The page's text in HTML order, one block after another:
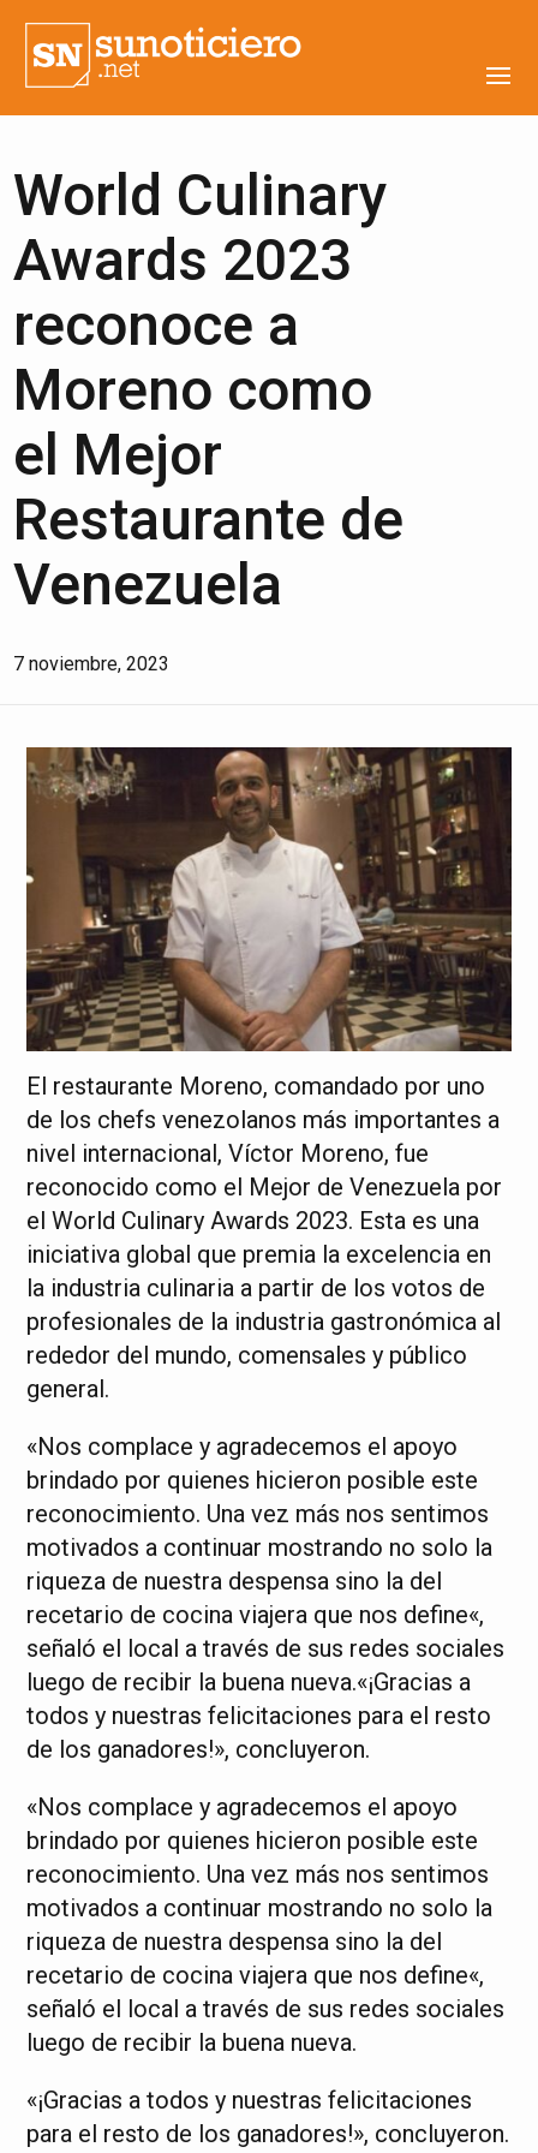
World Culinary
Awards 2023
reconoce a
Moreno como
el Mejor
Restaurante de
Venezuela
7 noviembre, 2023
El restaurante Moreno, comandado por uno
de los chefs venezolanos más importantes a
nivel internacional, Víctor Moreno, fue
reconocido como el Mejor de Venezuela por
el World Culinary Awards 2023. Esta es una
iniciativa global que premia la excelencia en
la industria culinaria a partir de los votos de
profesionales de la industria gastronómica al
rededor del mundo, comensales y público
general.
«Nos complace y agradecemos el apoyo
brindado por quienes hicieron posible este
reconocimiento. Una vez más nos sentimos
motivados a continuar mostrando no solo la
riqueza de nuestra despensa sino la del
recetario de cocina viajera que nos define«,
señaló el local a través de sus redes sociales
luego de recibir la buena nueva.«¡Gracias a
todos y nuestras felicitaciones para el resto
de los ganadores!», concluyeron.
«Nos complace y agradecemos el apoyo
brindado por quienes hicieron posible este
reconocimiento. Una vez más nos sentimos
motivados a continuar mostrando no solo la
riqueza de nuestra despensa sino la del
recetario de cocina viajera que nos define«,
señaló el local a través de sus redes sociales
luego de recibir la buena nueva.
«¡Gracias a todos y nuestras felicitaciones
para el resto de los ganadores!», concluyeron.